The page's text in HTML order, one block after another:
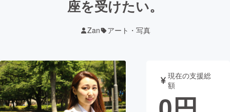
ジェクト
募集終了が近いプ
ロジェクト
アート・写真 音楽
テクノロジー・ガジェット ゲーム・サ
座を受けたい。
Zan アート・写真
現在の支援総
額